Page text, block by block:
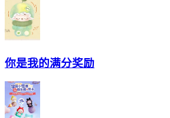
你是我的满分奖励